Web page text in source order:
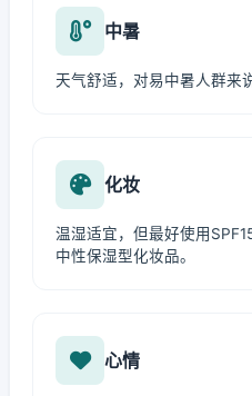
中暑
天气舒适，对易中暑人群来
化妆
温湿适宜，但最好使用
中性保湿型化妆品。
心情